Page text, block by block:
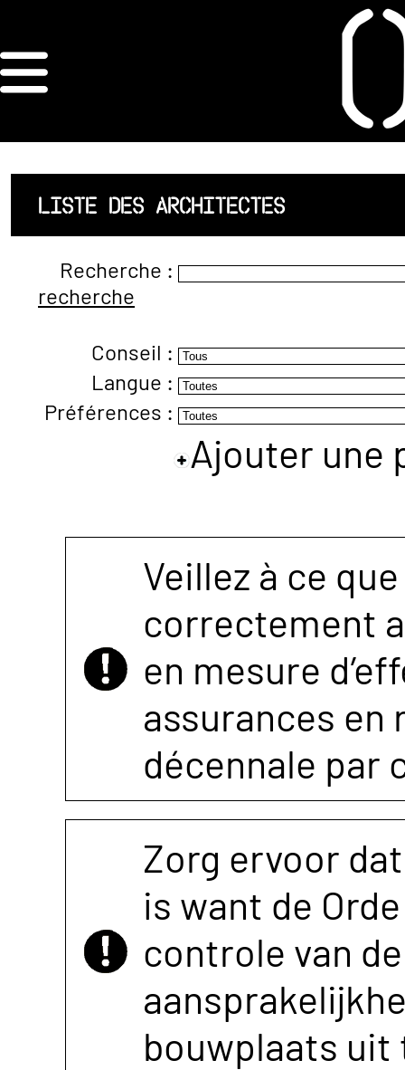
ORDRE DES
ARCHITECTES
ACCUEIL
LISTE DES
ARCHITECTES
JURISPRUDENCE
ANNEXE 4 CODT
LISTE DES ARCHITECTES
Recherche :
recherche
Conseil :
Langue :
Préférences :
Ajouter une
Veillez à ce
correctement
en mesure
assurances
décennale par
Zorg ervoor
is want de
controle van
bouwplaats uit